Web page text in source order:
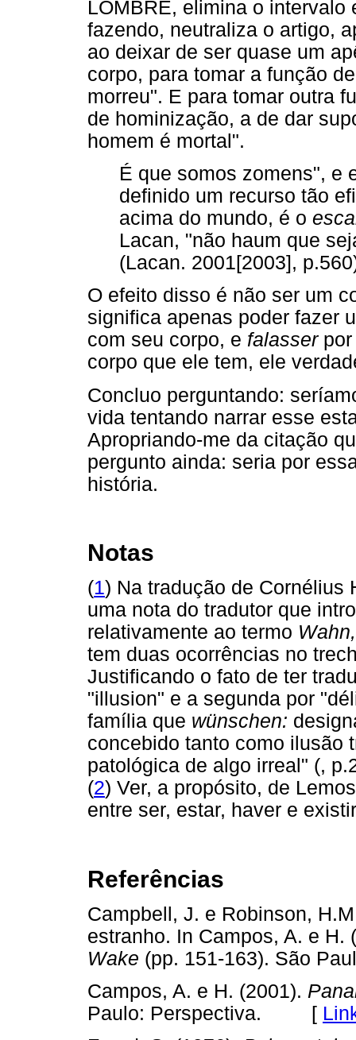
LOMBRE, elimina o
fazendo, neutraliza o artigo,
ao deixar de ser quase um
corpo, para tomar a função
morreu". E para tomar outra
de hominização, a de dar
homem é mortal".
É que somos zomens", e
definido um recurso tão
acima do mundo, é o
Lacan, "não haum que
(Lacan. 2001[2003],
O efeito disso é não ser um
significa apenas poder fazer
com seu corpo, e falasserpor
corpo que ele tem, ele
Concluo perguntando:
vida tentando narrar esse
Apropriando-me da citação
pergunto ainda: seria por
história.
Notas
(1) Na tradução de Cornélius
uma nota do tradutor que
relativamente ao termo Wahn,
tem duas ocorrências no
Justificando o fato de ter
"illusion" e a segunda por
família que wünschen:
concebido tanto como ilusão
patológica de algo irreal" (,
(2) Ver, a propósito, de
entre ser, estar, haver e
Referências
Campbell, J. e Robinson,
estranho. In Campos, A. e H.
Wake (pp. 151-163). São
Campos, A. e H. (2001).
Paulo: Perspectiva. [